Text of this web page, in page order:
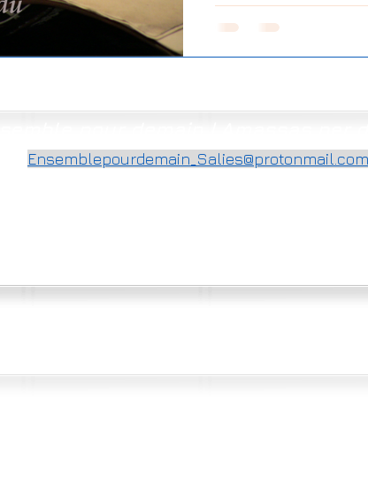
Ensemblepourdemain_Salies@protonmail.com